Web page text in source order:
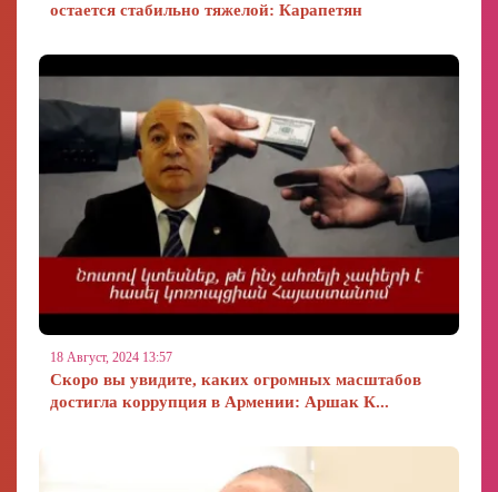
остается стабильно тяжелой: Карапетян
18 Август, 2024 13:57
Скоро вы увидите, каких огромных масштабов
достигла коррупция в Армении: Аршак К...